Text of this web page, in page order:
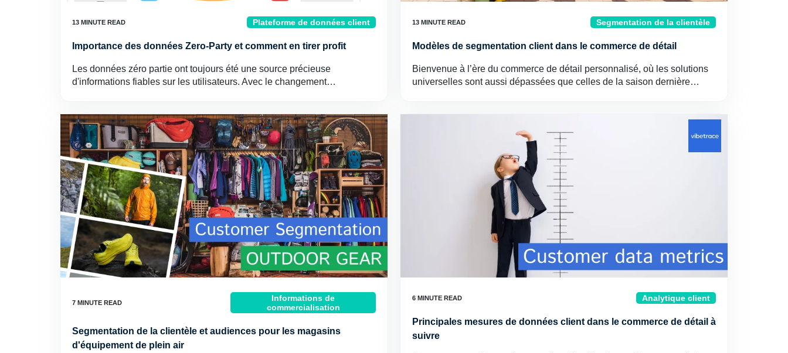
Plateforme de données client
Importance des données Zero-Party et comment en tirer profit
Les données zéro partie ont toujours été une source précieuse
d'informations fiables sur les utilisateurs. Avec le changement…
Segmentation de la clientèle
Modèles de segmentation client dans le commerce de détail
Bienvenue à l’ère du commerce de détail personnalisé, où les solutions
universelles sont aussi dépassées que celles de la saison dernière…
Informations de
commercialisation
Segmentation de la clientèle et audiences pour les magasins
d'équipement de plein air
Analytique client
Principales mesures de données client dans le commerce de détail à
suivre